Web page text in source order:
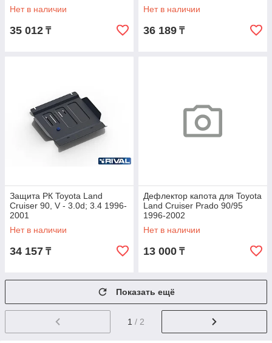
Нет в наличии
35 012 ₸
Нет в наличии
36 189 ₸
Защита РК Toyota Land
Cruiser 90, V - 3.0d; 3.4 1996-
2001
Нет в наличии
34 157 ₸
Дефлектор капота для Toyota
Land Cruiser Prado 90/95
1996-2002
Нет в наличии
13 000 ₸
Показать ещё
1 / 2